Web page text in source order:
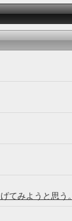
てみようと思う。